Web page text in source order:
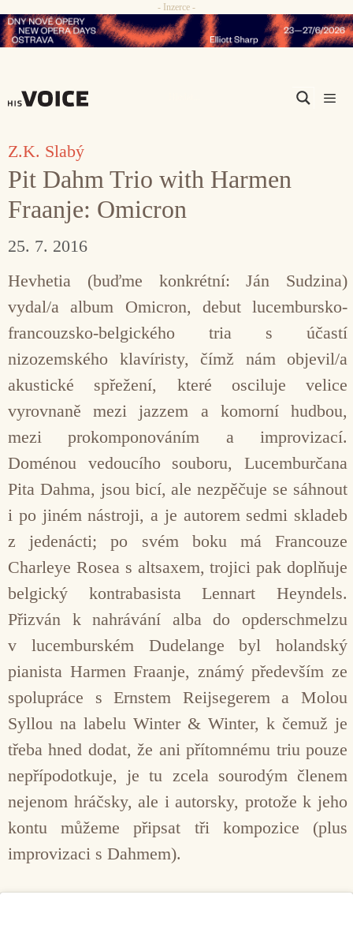
Přeskočit
na
- Inzerce -
Z.K. Slabý
Pit Dahm Trio with Harmen
Fraanje: Omicron
25. 7. 2016
Hevhetia (buďme konkrétní: Ján Sudzina)
vydal/a album Omicron, debut lucembursko-
francouzsko-belgického tria s účastí
nizozemského klavíristy, čímž nám objevil/a
akustické spřežení, které osciluje velice
vyrovnaně mezi jazzem a komorní hudbou,
mezi prokomponováním a improvizací.
Doménou vedoucího souboru, Lucemburčana
Pita Dahma, jsou bicí, ale nezpěčuje se sáhnout
i po jiném nástroji, a je autorem sedmi skladeb
z jedenácti; po svém boku má Francouze
Charleye Rosea s altsaxem, trojici pak doplňuje
belgický kontrabasista Lennart Heyndels.
Přizván k nahrávání alba do opderschmelzu
v lucemburském Dudelange byl holandský
pianista Harmen Fraanje, známý především ze
spolupráce s Ernstem Reijsegerem a Molou
Syllou na labelu Winter & Winter, k čemuž je
třeba hned dodat, že ani přítomnému triu pouze
nepřípodotkuje, je tu zcela sourodým členem
nejenom hráčsky, ale i autorsky, protože k jeho
kontu můžeme připsat tři kompozice (plus
improvizaci s Dahmem).